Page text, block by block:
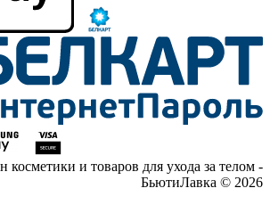
косметики и товаров для ухода за телом -
БьютиЛавка © 2026